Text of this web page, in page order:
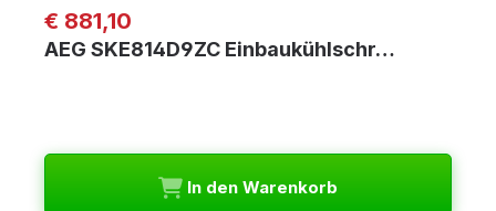
Regulärer Preis:
€ 881,10
AEG SKE814D9ZC Einbaukühlschr…
In den Warenkorb